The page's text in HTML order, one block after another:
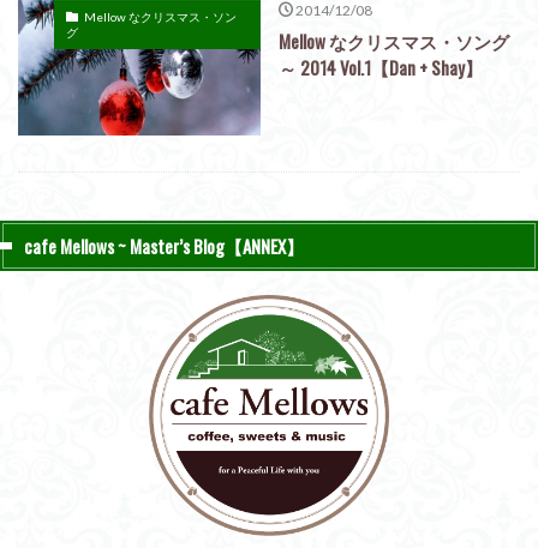
Mellow なクリスマス・ソン
グ
2014/12/08
Mellow なクリスマス・ソング
～ 2014 Vol.1【Dan + Shay】
cafe Mellows ~ Master’s Blog【ANNEX】